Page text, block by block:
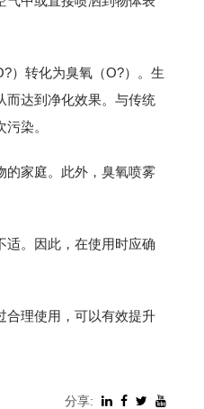
）转化为臭氧（O?）。生
而达到净化效果。与传统
染。
的家庭。此外，臭氧喷雾
适。因此，在使用时应确
合理使用，可以有效提升
分享: